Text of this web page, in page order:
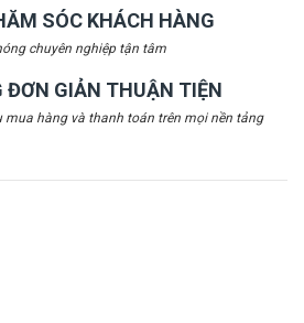
SÓC KHÁCH HÀNG
chuyên nghiệp tận tâm
ĐƠN GIẢN THUẬN TIỆN
mua hàng và thanh toán trên mọi nền tảng